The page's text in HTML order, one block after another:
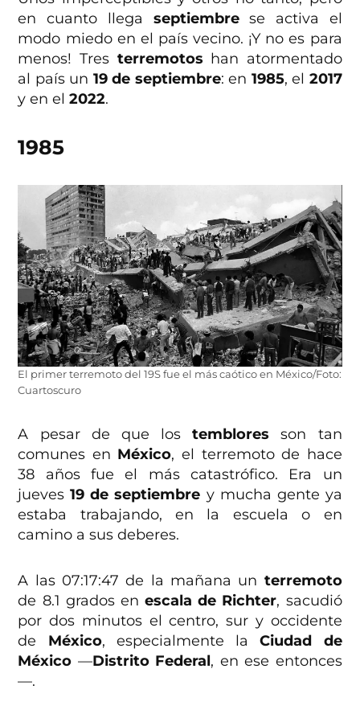
en cuanto llega septiembrese activa el
modo miedo en el país vecino. ¡Y no es para
menos! Tres terremotos han atormentado
al país un 19 de septiembre: en 1985, el 2017
y en el2022.
1985
El primer terremoto del 19S fue el más caótico en México/Foto:
Cuartoscuro
A pesar de que lostemblores son tan
comunes en México, el terremoto de hace
38 años fue el más catastrófico. Era un
jueves 19 de septiembre y mucha gente ya
estaba trabajando, en la escuela o en
camino a sus deberes.
A las 07:17:47 de la mañana un terremoto
de 8.1 grados enescala de Richter, sacudió
por dos minutos el centro, sur y occidente
de México, especialmente laCiudad de
México —Distrito Federal, en ese entonces
—.